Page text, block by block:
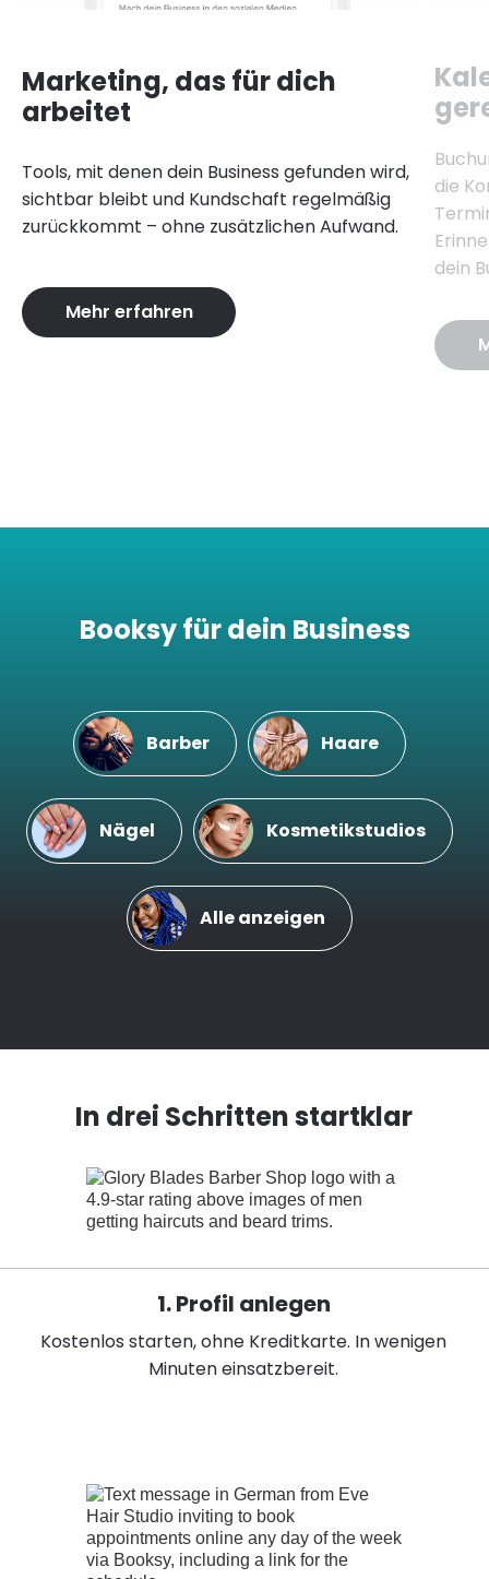
Marketing, das für dich
arbeitet
Tools, mit denen dein Business gefunden wird,
sichtbar bleibt und Kundschaft regelmäßig
zurückkommt – ohne zusätzlichen Aufwand.
Mehr erfahren
die
dein
Booksy für dein Business
Barber Haare
Nägel Kosmetikstudios
Alle anzeigen
In drei Schritten startklar
1. Profil anlegen
Kostenlos starten, ohne Kreditkarte. In wenigen
Minuten einsatzbereit.